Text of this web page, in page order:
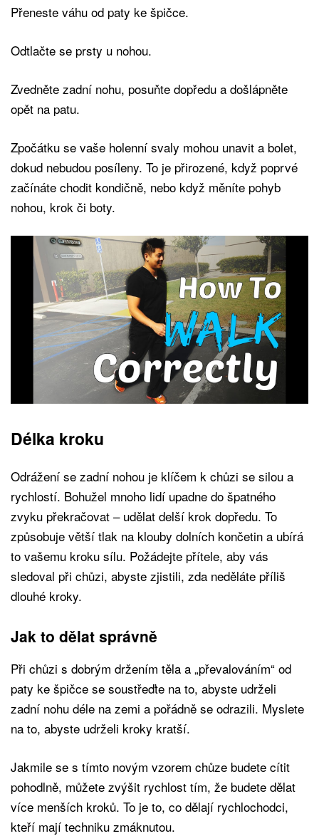
Přeneste váhu od paty ke špičce.
Odtlačte se prsty u nohou.
Zvedněte zadní nohu, posuňte dopředu a došlápněte
opět na patu.
Zpočátku se vaše holenní svaly mohou unavit a bolet,
dokud nebudou posíleny. To je přirozené, když poprvé
začínáte chodit kondičně, nebo když měníte pohyb
nohou, krok či boty.
Délka kroku
Odrážení se zadní nohou je klíčem k chůzi se silou a
rychlostí. Bohužel mnoho lidí upadne do špatného
zvyku překračovat – udělat delší krok dopředu. To
způsobuje větší tlak na klouby dolních končetin a ubírá
to vašemu kroku sílu. Požádejte přítele, aby vás
sledoval při chůzi, abyste zjistili, zda neděláte příliš
dlouhé kroky.
Jak to dělat správně
Při chůzi s dobrým držením těla a „převalováním“ od
paty ke špičce se soustřeďte na to, abyste udrželi
zadní nohu déle na zemi a pořádně se odrazili. Myslete
na to, abyste udrželi kroky kratší.
Jakmile se s tímto novým vzorem chůze budete cítit
pohodlně, můžete zvýšit rychlost tím, že budete dělat
více menších kroků. To je to, co dělají rychlochodci,
kteří mají techniku zmáknutou.